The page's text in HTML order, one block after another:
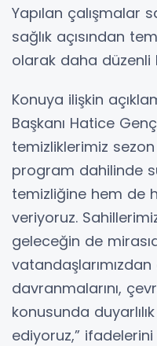
Yapılan çalışmalar
sağlık açısından
olarak daha düzenli
Konuya ilişkin
Başkanı Hatice
temizliklerimiz
program dahilinde
temizliğine hem de
veriyoruz.
geleceğin de
davranmalarını,
konusunda
ediyoruz,” ifadelerini